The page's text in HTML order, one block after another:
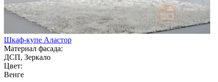
Шкаф-купе Аластор
Материал фасада:
ДСП, Зеркало
Цвет:
Венге